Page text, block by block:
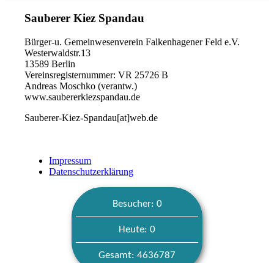
Sauberer Kiez Spandau
Bürger-u. Gemeinwesenverein Falkenhagener Feld e.V.
Westerwaldstr.13
13589 Berlin
Vereinsregisternummer: VR 25726 B
Andreas Moschko (verantw.)
www.saubererkiezspandau.de
Sauberer-Kiez-Spandau[at]web.de
Impressum
Datenschutzerklärung
Besucher: 0
Heute: 0
Gesamt: 4636787